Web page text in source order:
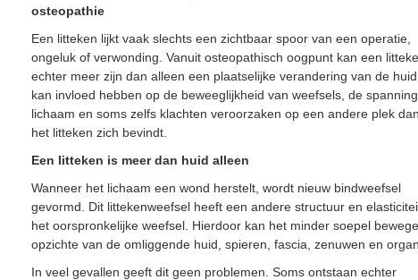
osteopathie
Een litteken lijkt vaak slechts een zichtbaar spoor van een operatie,
ongeluk of verwonding. Vanuit osteopathisch oogpunt kan een
echter meer zijn dan alleen een plaatselijke verandering van de
kan invloed hebben op de beweeglijkheid van weefsels, de
lichaam en soms zelfs klachten veroorzaken op een andere plek
het litteken zich bevindt.
Een litteken is meer dan huid alleen
Wanneer het lichaam een wond herstelt, wordt nieuw bindweefsel
gevormd. Dit littekenweefsel heeft een andere structuur en
het oorspronkelijke weefsel. Hierdoor kan het minder soepel
opzichte van de omliggende huid, spieren, fascia, zenuwen en
In veel gevallen geeft dit geen problemen. Soms ontstaan echter